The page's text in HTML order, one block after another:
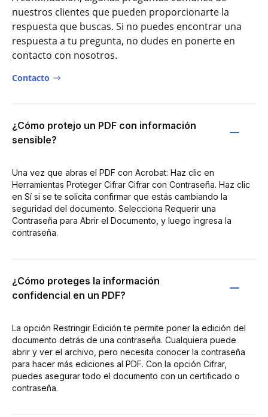
nuestros clientes que pueden proporcionarte la
respuesta que buscas. Si no puedes encontrar una
respuesta a tu pregunta, no dudes en ponerte en
contacto con nosotros.
Contacto
¿Cómo protejo un PDF con información
sensible?
Una vez que abras el PDF con Acrobat: Haz clic en
Herramientas Proteger Cifrar Cifrar con Contraseña. Haz clic
en Sí si se te solicita confirmar que estás cambiando la
seguridad del documento. Selecciona Requerir una
Contraseña para Abrir el Documento, y luego ingresa la
contraseña.
¿Cómo proteges la información
confidencial en un PDF?
La opción Restringir Edición te permite poner la edición del
documento detrás de una contraseña. Cualquiera puede
abrir y ver el archivo, pero necesita conocer la contraseña
para hacer más ediciones al PDF. Con la opción Cifrar,
puedes asegurar todo el documento con un certificado o
contraseña.